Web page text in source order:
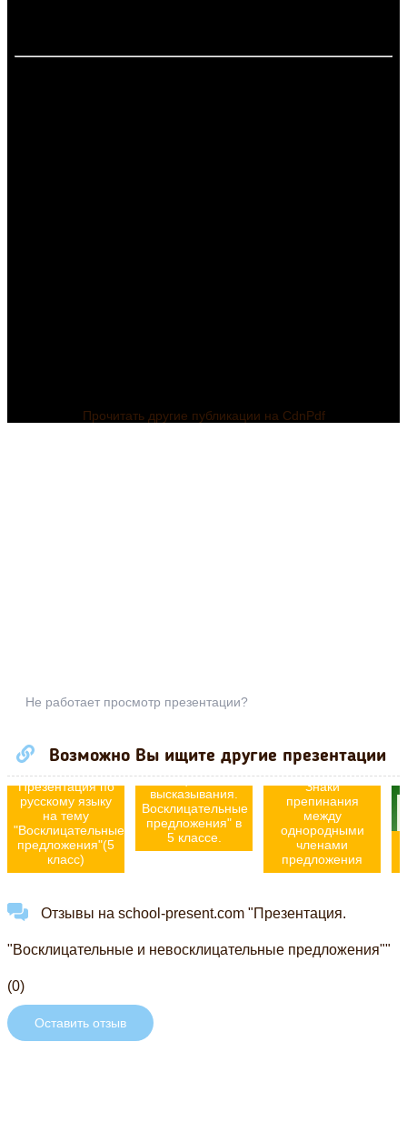
Прочитать другие публикации на CdnPdf
Не работает просмотр презентации?
Возможно Вы ищите другие презентации
Презентация по
русскому языку
на тему
"Восклицательные
предложения"(5
класс)
"Виды
предложений по
цели
высказывания.
Восклицательные
предложения" в
5 классе.
члены
предложения.
Знаки
препинания
между
однородными
членами
предложения
Отзывы на school-present.com "Презентация.
"Восклицательные и невосклицательные предложения""
(0)
Оставить отзыв